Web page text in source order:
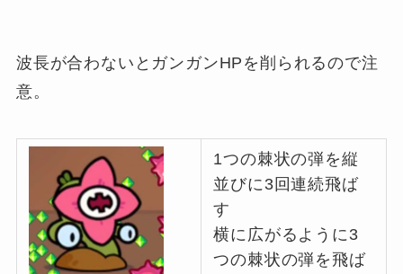
波長が合わないとガンガンHPを削られるので注
意。
1つの棘状の弾を縦
並びに3回連続飛ば
す
横に広がるように3
つの棘状の弾を飛ば